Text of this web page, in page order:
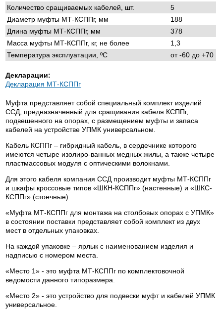
Количество сращиваемых кабелей, шт.
5
Диаметр муфты МТ-КСППг, мм
188
Длина муфты МТ-КСППг, мм
378
Масса муфты МТ-КСППг, кг, не более
1,3
Температура эксплуатации, ºС
от -60 до +70
Декларации:
Декларация МТ-КСППг
Муфта представляет собой специальный комплект изделий
ССД, предназначенный для сращивания кабеля КСППг,
подвешенного на опорах, с размещением муфты и запаса
кабелей на устройстве УПМК универсальном.
Кабель КСППг – гибридный кабель, в сердечнике которого
имеются четыре изолиро-ванных медных жилы, а также четыре
пластмассовых модуля с оптическими волокнами.
Для этого кабеля компания ССД производит муфты МТ-КСППг
и шкафы кроссовые типов «ШКН-КСППг» (настенные) и «ШКС-
КСППг» (стоечные).
«Муфта МТ-КСППг для монтажа на столбовых опорах с УПМК»
в состоянии поставки представляет собой комплект из двух
мест в отдельных упаковках.
На каждой упаковке – ярлык с наименованием изделия и
надписью с номером места.
«Место 1» - это муфта МТ-КСППг по комплектовочной
ведомости данного типоразмера.
«Место 2» - это устройство для подвески муфт и кабелей УПМК
универсальное.